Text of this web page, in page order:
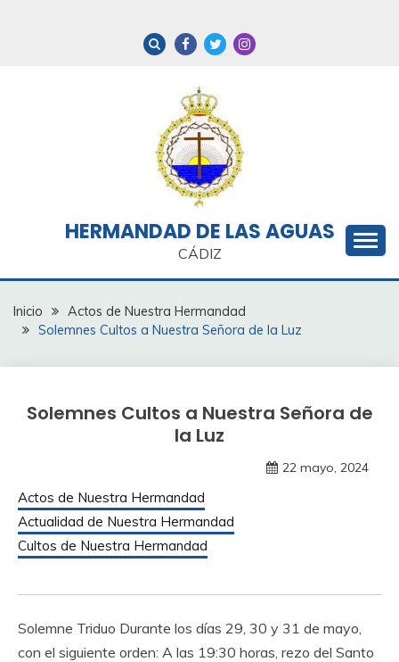
HERMANDAD DE LAS AGUAS
CÁDIZ
Inicio
Actos de Nuestra Hermandad
Solemnes Cultos a Nuestra Señora de la Luz
Solemnes Cultos a Nuestra Señora de
la Luz
22 mayo, 2024
Actos de Nuestra Hermandad
Actualidad de Nuestra Hermandad
Cultos de Nuestra Hermandad
Solemne Triduo Durante los días 29, 30 y 31 de mayo,
con el siguiente orden: A las 19:30 horas, rezo del Santo